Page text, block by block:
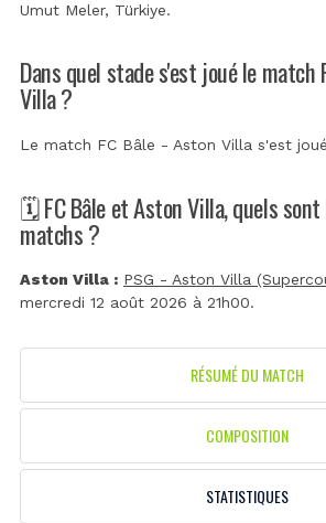
Umut Meler, Türkiye.
Dans quel stade s'est joué le match
Villa ?
Le match FC Bâle - Aston Villa s'est
🗓️ FC Bâle et Aston Villa, quels
matchs ?
Aston Villa : PSG - Aston Villa
mercredi 12 août 2026 à 21h00.
RÉSUMÉ DU MATCH
COMPOSITION
STATISTIQUES